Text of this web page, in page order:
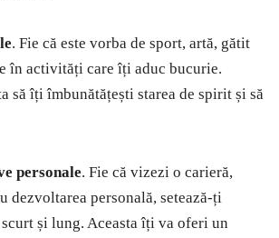
. Fie că este vorba de sport, artă, gătit
în activități care îți aduc bucurie.
să îți îmbunătățești starea de spirit și să
personale. Fie că vizezi o carieră,
dezvoltarea personală, setează-ți
și lung. Aceasta îți va oferi un